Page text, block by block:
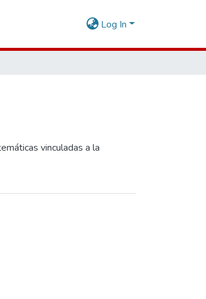
Log In
vinculadas a la
Manuel"